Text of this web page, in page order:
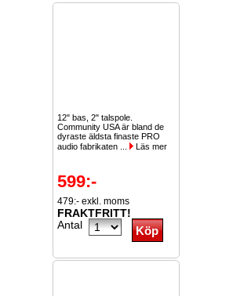
12" bas, 2" talspole.
Community USA är bland de
dyraste äldsta finaste PRO
audio fabrikaten ...
Läs mer
599:-
479:- exkl. moms
FRAKTFRITT!
Antal